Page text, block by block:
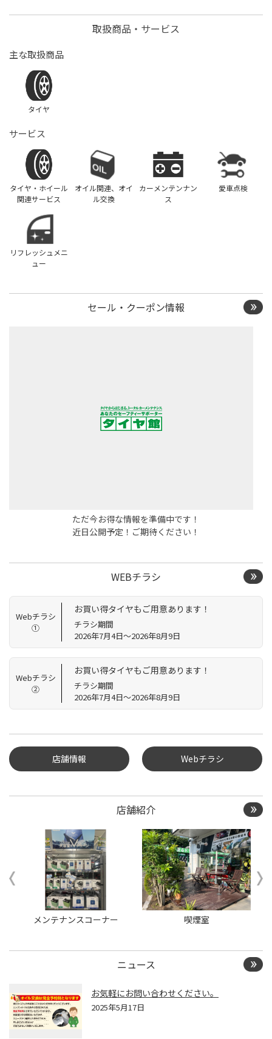
取扱商品・サービス
主な取扱商品
タイヤ
サービス
タイヤ・ホイール
関連サービス
オイル関連、オイ
ル交換
カーメンテンナン
ス
愛車点検
リフレッシュメニ
ュー
セール・クーポン情報
ただ今お得な情報を準備中です！
近日公開予定！ご期待ください！
WEBチラシ
Webチラシ
①
お買い得タイヤもご用意あります！
チラシ期間
2026年7月4日～2026年8月9日
Webチラシ
②
お買い得タイヤもご用意あります！
チラシ期間
2026年7月4日～2026年8月9日
店舗情報 Webチラシ
店舗紹介
メンテナンスコーナー 喫煙室
ニュース
お気軽にお問い合わせください。
2025年5月17日